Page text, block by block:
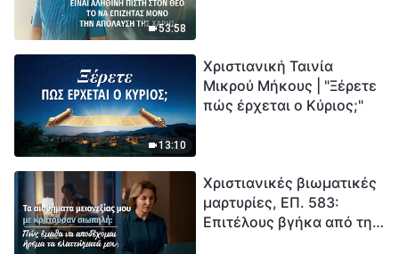
53:58
13:10
Χριστιανική Ταινία
Μικρού Μήκους | "Ξέρετε
πώς έρχεται ο Κύριος;"
Χριστιανικές βιωματικές
μαρτυρίες, ΕΠ. 583:
Επιτέλους βγήκα από τη